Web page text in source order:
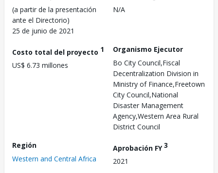
(a partir de la presentación
ante el Directorio)
25 de junio de 2021
N/A
Costo total del proyecto 1
US$ 6.73 millones
Organismo Ejecutor
Bo City Council,Fiscal
Decentralization Division in
Ministry of Finance,Freetown
City Council,National
Disaster Management
Agency,Western Area Rural
District Council
Región
Western and Central Africa
Aprobación FY3
2021